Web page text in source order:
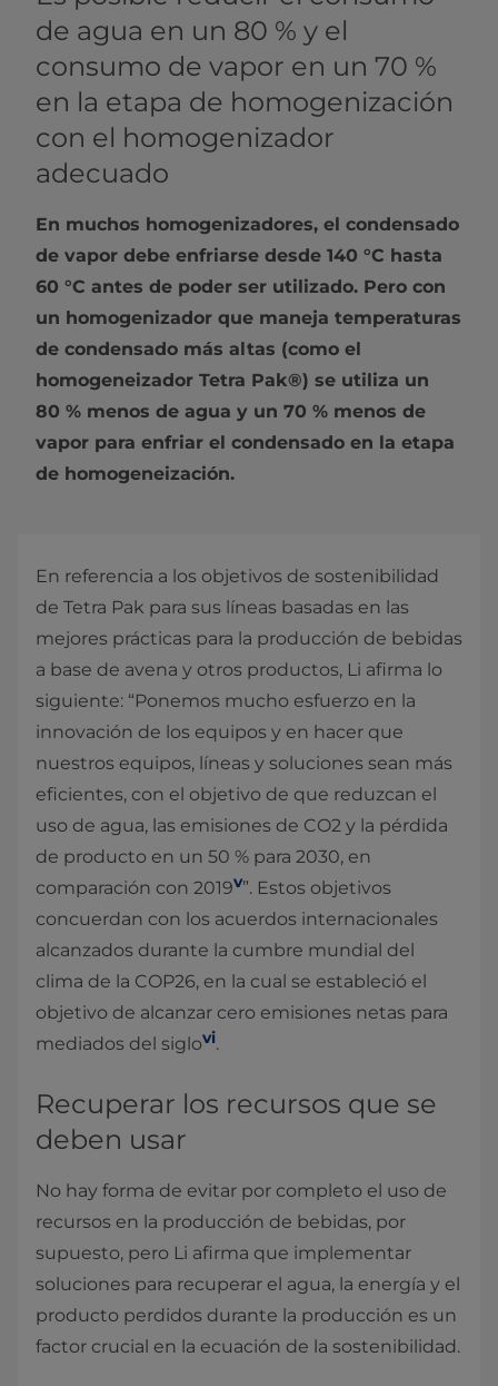
de agua en un 80 % y el
consumo de vapor en un 70 %
en la etapa de homogenización
con el homogenizador
adecuado
En muchos homogenizadores, el condensado
de vapor debe enfriarse desde 140 °C hasta
60 °C antes de poder ser utilizado. Pero con
un homogenizador que maneja temperaturas
de condensado más altas (como el
homogeneizador Tetra Pak®) se utiliza un
80 % menos de agua y un 70 % menos de
vapor para enfriar el condensado en la etapa
de homogeneización.
En referencia a los objetivos de sostenibilidad
de Tetra Pak para sus líneas basadas en las
mejores prácticas para la producción de bebidas
a base de avena y otros productos, Li afirma lo
siguiente: “Ponemos mucho esfuerzo en la
innovación de los equipos y en hacer que
nuestros equipos, líneas y soluciones sean más
eficientes, con el objetivo de que reduzcan el
uso de agua, las emisiones de CO2 y la pérdida
de producto en un 50 % para 2030, en
comparación con 2019v”. Estos objetivos
concuerdan con los acuerdos internacionales
alcanzados durante la cumbre mundial del
clima de la COP26, en la cual se estableció el
objetivo de alcanzar cero emisiones netas para
mediados del siglovi.
Recuperar los recursos que se
deben usar
No hay forma de evitar por completo el uso de
recursos en la producción de bebidas, por
supuesto, pero Li afirma que implementar
soluciones para recuperar el agua, la energía y el
producto perdidos durante la producción es un
factor crucial en la ecuación de la sostenibilidad.